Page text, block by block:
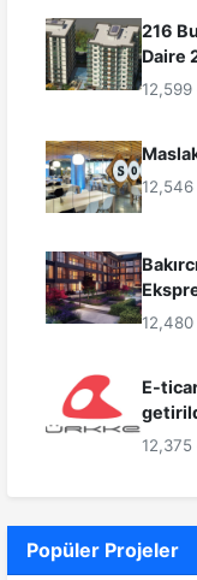
216
Daire
E-
Popüler Projeler